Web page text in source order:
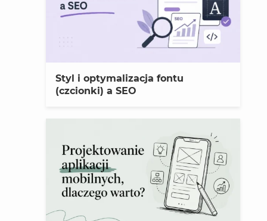
Styl i optymalizacja fontu
(czcionki) a SEO